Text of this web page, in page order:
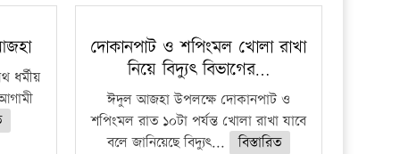
দোকানপাট ও শপিংমল খোলা রাখা
নিয়ে বিদ্যুৎ বিভাগের…
ঈদুল আজহা উপলক্ষে দোকানপাট ও
শপিংমল রাত ১০টা পর্যন্ত খোলা রাখা যাবে
বলে জানিয়েছে বিদ্যুৎ...
বিস্তারিত